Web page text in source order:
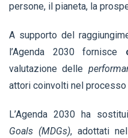
persone, il pianeta, la
A supporto del
l’Agenda 2030 fornisce
valutazione delle
attori coinvolti nel
L’Agenda 2030 ha
Goals (MDGs), adottati